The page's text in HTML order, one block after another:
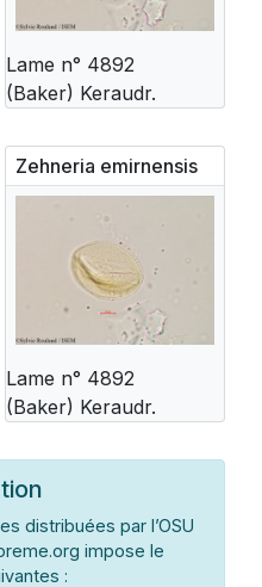
Lame n° 4892
(Baker) Keraudr.
Zehneria emirnensis
Lame n° 4892
(Baker) Keraudr.
distribuées par l’OSU
impose le
: